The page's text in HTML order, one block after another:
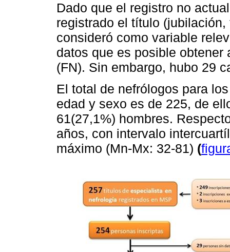
Dado que el registro no
registrado el título
consideró como variable
datos que es posible
(FN). Sin embargo, hubo 29
El total de nefrólogos para
edad y sexo es de 225, de
61(27,1%) hombres.
años, con intervalo
máximo (Mn-Mx: 32-81) (